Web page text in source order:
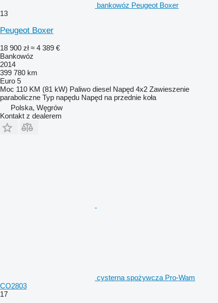
bankowóz Peugeot Boxer
13
Peugeot Boxer
18 900 zł ≈ 4 389 €
Bankowóz
2014
399 780 km
Euro 5
Moc 110 KM (81 kW) Paliwo diesel Napęd 4x2 Zawieszenie
paraboliczne Typ napędu Napęd na przednie koła
Polska, Węgrów
Kontakt z dealerem
cysterna spożywcza Pro-Wam
CO2803
17